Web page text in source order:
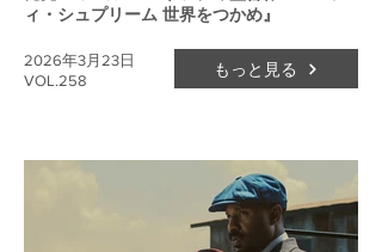
ィ・シュプリーム 世界をつかめ』
VOL.258
2026年3月23日 もっと見る